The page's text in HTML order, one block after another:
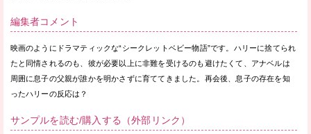
編集者コメント
映画のようにドラマティックな“シークレットベビー物語”です。ハリーに捨てられ
たと同情されるのも、彼が必要以上に非難を受けるのも避けたくて、アナベルは
周囲に息子の父親が誰かを明かさずに育ててきました。再会後、息子の存在を知
ったハリーの反応は？
サンプルを読む/購入する（外部リンク）